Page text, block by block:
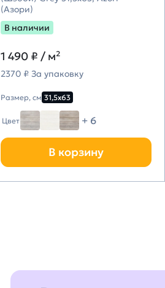
(Азори)
В наличии
1 490 ₽ / м²
2370 ₽ За упаковку
Размер, см 31,5х63
Цвет + 6
В корзину